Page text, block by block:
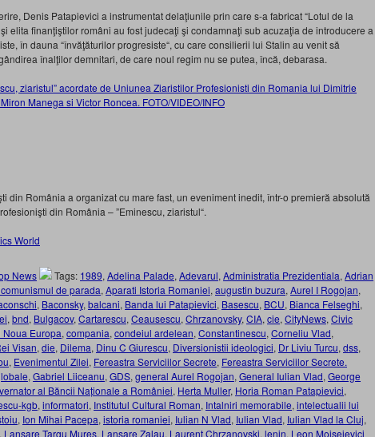
Denis Patapievici a instrumentat delaţiunile prin care s-a fabricat “Lotul de la
elita finanţiştilor români au fost judecaţi şi condamnaţi sub acuzaţia de introducere a
în dauna “învăţăturilor progresiste“, cu care consilierii lui Stalin au venit să
înalţilor demnitari, de care noul regim nu se putea, încă, debarasa.
ziaristul” acordate de Uniunea Ziaristilor Profesionisti din Romania lui Dimitrie
Manega si Victor Roncea. FOTO/VIDEO/INFO
din România a organizat cu mare fast, un eveniment inedit, într-o premieră absolută
din România – ”Eminescu, ziaristul“.
World
News Tags: 1989, Adelina Palade, Adevarul, Administratia Prezidentiala, Adrian
de parada, Aparati Istoria Romaniei, augustin buzura, Aurel I Rogojan,
, Baconsky, balcani, Banda lui Patapievici, Basescu, BCU, Bianca Felseghi,
, bnd, Bulgacov, Cartarescu, Ceausescu, Chrzanovsky, CIA, cie, CityNews, Civic
Europa, compania, condeiul ardelean, Constantinescu, Corneliu Vlad,
Visan, die, Dilema, Dinu C Giurescu, Diversionistii ideologici, Dr Liviu Turcu, dss,
, Evenimentul Zilei, Fereastra Serviciilor Secrete, Fereastra Serviciilor Secrete.
, Gabriel Liiceanu, GDS, general Aurel Rogojan, General Iulian Vlad, George
al Băncii Naționale a României, Herta Muller, Horia Roman Patapievici,
kgb, informatori, Institutul Cultural Roman, Intalniri memorabile, intelectualii lui
, Ion Mihai Pacepa, istoria romaniei, Iulian N Vlad, Iulian Vlad, Iulian Vlad la Cluj,
, Lansare Targu Mures, Lansare Zalau, Laurent Chrzanovski, lenin, Leon Moiseievici